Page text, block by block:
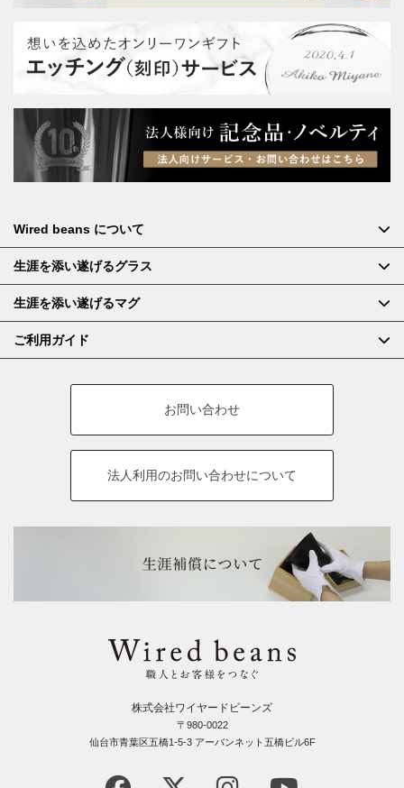
Wired beans について
生涯を添い遂げるグラス
生涯を添い遂げるマグ
ご利用ガイド
お問い合わせ
法人利用のお問い合わせについて
株式会社ワイヤードビーンズ
〒980-0022
仙台市青葉区五橋1-5-3 アーバンネット五橋ビル6F